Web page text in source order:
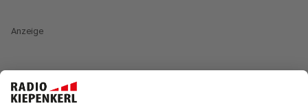
Anzeige
Im Interview mit der Moderatorin Claudia Löhr sprach
der belgische Sänger Milow über sein neues Album